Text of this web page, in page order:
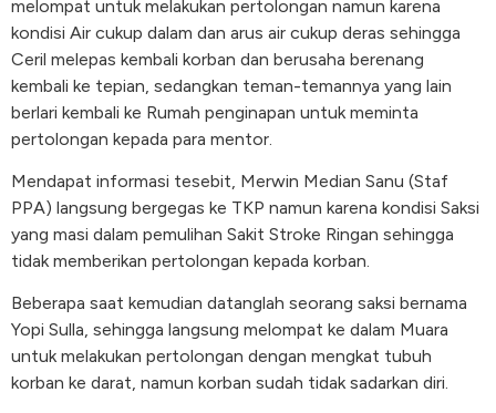
melompat untuk melakukan pertolongan namun karena
kondisi Air cukup dalam dan arus air cukup deras sehingga
Ceril melepas kembali korban dan berusaha berenang
kembali ke tepian, sedangkan teman-temannya yang lain
berlari kembali ke Rumah penginapan untuk meminta
pertolongan kepada para mentor.
Mendapat informasi tesebit, Merwin Median Sanu (Staf
PPA) langsung bergegas ke TKP namun karena kondisi Saksi
yang masi dalam pemulihan Sakit Stroke Ringan sehingga
tidak memberikan pertolongan kepada korban.
Beberapa saat kemudian datanglah seorang saksi bernama
Yopi Sulla, sehingga langsung melompat ke dalam Muara
untuk melakukan pertolongan dengan mengkat tubuh
korban ke darat, namun korban sudah tidak sadarkan diri.